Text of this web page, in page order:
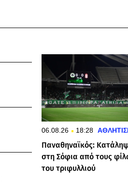
06.08.26 18:28
Παναθηναϊκός:
στη Σόφια από τους
του τριφυλλιού